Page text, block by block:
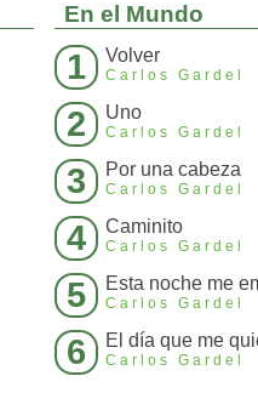
En el Mundo
1 Volver
Carlos Gardel
2 Uno
Carlos Gardel
3 Por una cabeza
Carlos Gardel
4 Caminito
Carlos Gardel
5 Esta noche me
Carlos Gardel
6 El día que me
Carlos Gardel